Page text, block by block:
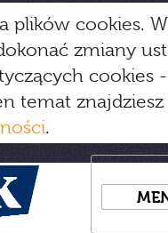
plików cookies.
zmiany
cookies
temat
.